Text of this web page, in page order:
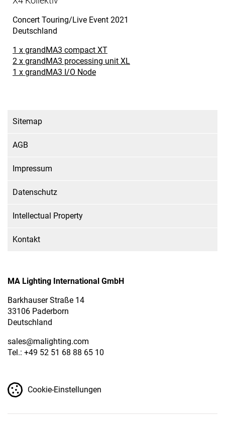
Concert Touring/Live Event 2021
Deutschland
1 x grandMA3 compact XT
2 x grandMA3 processing unit XL
1 x grandMA3 I/O Node
Sitemap
AGB
Impressum
Datenschutz
Intellectual Property
Kontakt
MA Lighting International GmbH
Barkhauser Straße 14
33106 Paderborn
Deutschland
sales@malighting.com
Tel.: +49 52 51 68 88 65 10
Cookie-Einstellungen